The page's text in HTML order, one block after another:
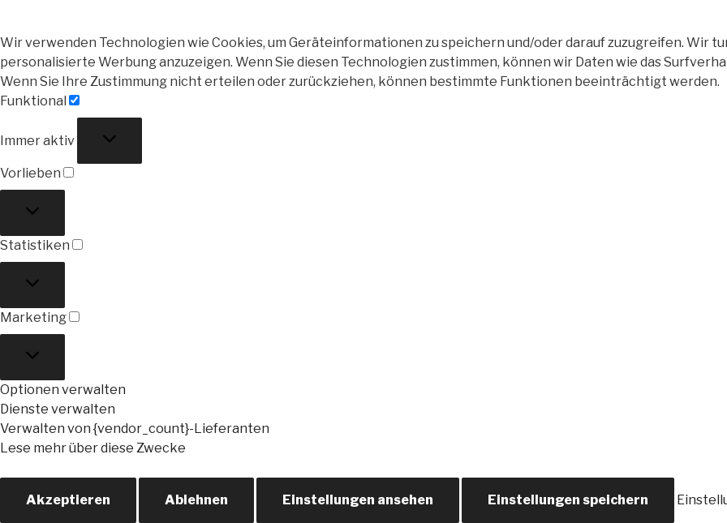
Wir verwenden Technologien wie Cookies, um Geräteinformationen zu speichern und/oder darauf zuzugreifen. Wir
personalisierte Werbung anzuzeigen. Wenn Sie diesen Technologien zustimmen, können wir Daten wie das
Wenn Sie Ihre Zustimmung nicht erteilen oder zurückziehen, können bestimmte Funktionen beeinträchtigt werden.
Funktional
Immer aktiv
Vorlieben
Statistiken
Marketing
Optionen verwalten
Dienste verwalten
Verwalten von {vendor_count}-Lieferanten
Lese mehr über diese Zwecke
Akzeptieren Ablehnen Einstellungen ansehen Einstellungen speichern